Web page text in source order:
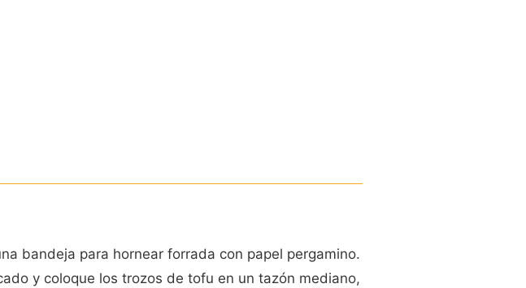
bandeja para hornear forrada con papel pergamino.
y coloque los trozos de tofu en un tazón mediano,